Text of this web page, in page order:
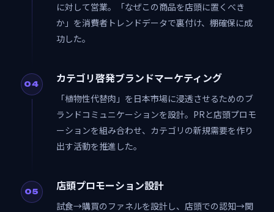
に対して営業。「なぜこの商品を店頭に置くべき
か」を消費者トレンドデータで裏付け、棚確保に成
功した。
04 カテゴリ啓発ブランドマーケティング
「植物性代替肉」を日本市場に浸透させるためのブ
ランドコミュニケーションを設計。PRと店頭プロモ
ーションを組み合わせ、カテゴリの新規需要を作り
出す活動を推進した。
05 店頭プロモーション設計
試食→購買のファネルを設計し、店頭での認知→関